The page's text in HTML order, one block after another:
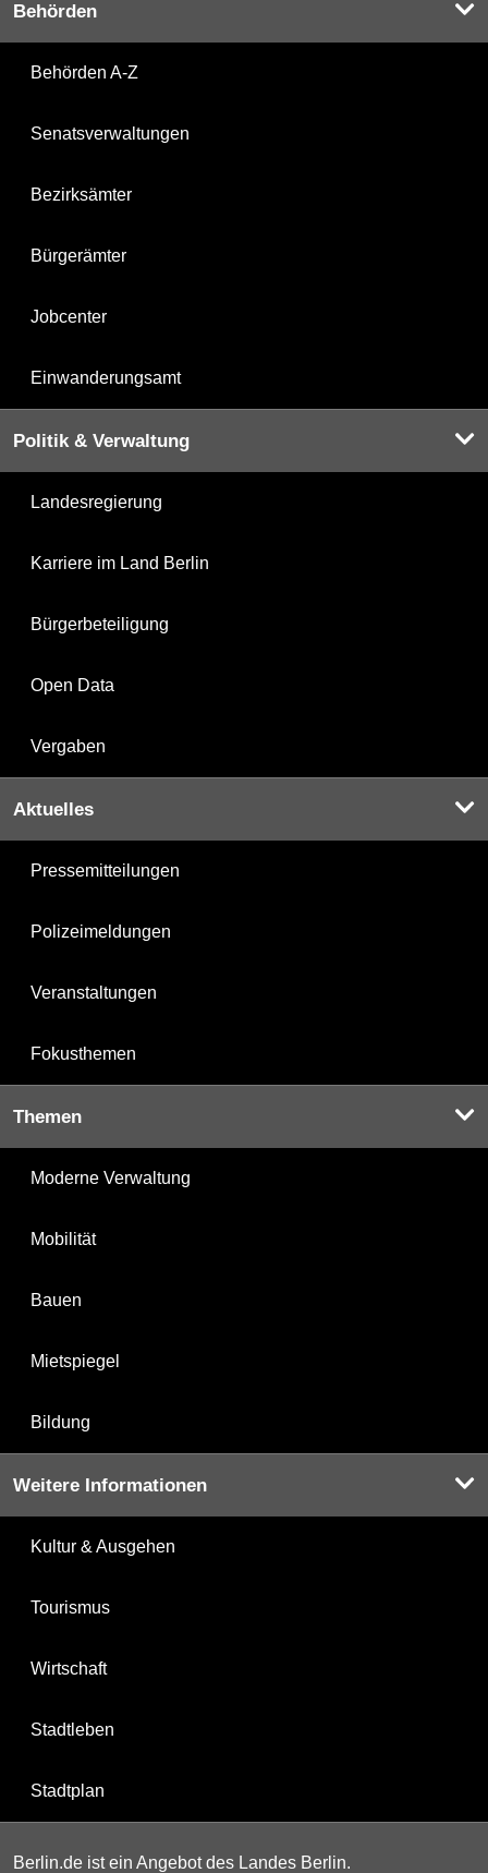
Behörden
Behörden A-Z
Senatsverwaltungen
Bezirksämter
Bürgerämter
Jobcenter
Einwanderungsamt
Politik & Verwaltung
Landesregierung
Karriere im Land Berlin
Bürgerbeteiligung
Open Data
Vergaben
Aktuelles
Pressemitteilungen
Polizeimeldungen
Veranstaltungen
Fokusthemen
Themen
Moderne Verwaltung
Mobilität
Bauen
Mietspiegel
Bildung
Weitere Informationen
Kultur & Ausgehen
Tourismus
Wirtschaft
Stadtleben
Stadtplan
Berlin.de ist ein Angebot des Landes Berlin.